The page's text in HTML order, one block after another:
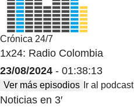
Crónica 24/7
1x24: Radio Colombia
23/08/2024 - 01:38:13
Ver más episodios Ir al podcast
Noticias en 3′